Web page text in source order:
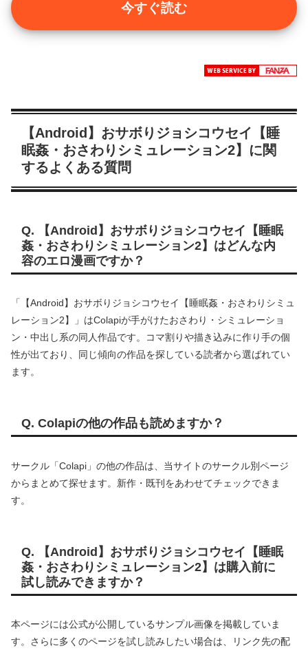
今すぐ読む
【Android】おサボりジョシコウセイ【睡
眠姦・おさわりシミュレーション2】に関
するよくある質問
Q. 【Android】おサボりジョシコウセイ【睡眠
姦・おさわりシミュレーション2】はどんな内
容のエロ漫画ですか？
「【Android】おサボりジョシコウセイ【睡眠姦・おさわりシミュ
レーション2】」はColapiが手がけたおさわり・シミュレーショ
ン・中出し系の同人作品です。コマ割りや描き込みに作り手の個
性が出ており、同じ傾向の作品を探している読者から選ばれてい
ます。
Q. Colapiの他の作品も読めますか？
サークル「Colapi」の他の作品は、当サイトのサークル別ページ
からまとめて探せます。新作・既刊をあわせてチェックできま
す。
Q. 【Android】おサボりジョシコウセイ【睡眠
姦・おさわりシミュレーション2】は購入前に
試し読みできますか？
本ページには公式が公開しているサンプル画像を掲載していま
す。さらに多くのページを試し読みしたい場合は、リンク先の配